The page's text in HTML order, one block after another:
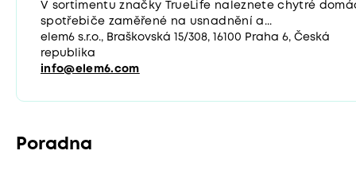
V sortimentu značky TrueLife naleznete chytré
spotřebiče zaměřené na usnadnění a...
elem6 s.r.o., Braškovská 15/308, 16100 Praha 6, Česká
republika
info@elem6.com
Poradna